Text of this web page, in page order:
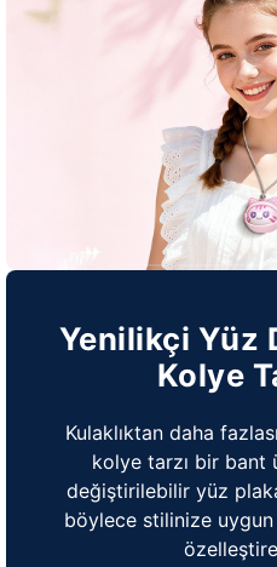
Yenilikçi Yüz
Kolye
Kulaklıktan daha
kolye tarzı bir bant
değiştirilebilir yüz
böylece stilinize